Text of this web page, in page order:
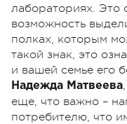
лабораториях. Это
возможность
полках, которым
такой знак, это
и вашей семье его
Надежда Матвеева
еще, что важно –
потребителю, что